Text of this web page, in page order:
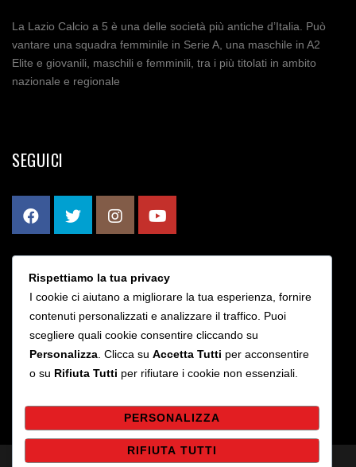
La Lazio Calcio a 5 è una delle società più antiche d’Italia. Può
vantare una squadra femminile in Serie A, una maschile in A2
Elite e giovanili, maschili e femminili, tra i più titolati in ambito
nazionale e regionale
SEGUICI
CONTATTI
Via Bruno Rizzieri 203 - Roma
info@sslaziocalcioa5.it
Rispettiamo la tua privacy
I cookie ci aiutano a migliorare la tua esperienza, fornire
contenuti personalizzati e analizzare il traffico. Puoi
scegliere quali cookie consentire cliccando su
Personalizza . Clicca su Accetta Tutti per acconsentire
o su Rifiuta Tutti per rifiutare i cookie non essenziali.
PERSONALIZZA
RIFIUTA TUTTI